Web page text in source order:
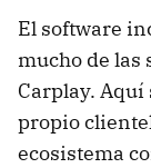
El software
mucho de las
Carplay. Aquí
propio
ecosistema